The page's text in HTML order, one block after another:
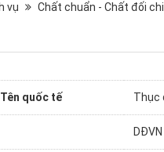
vụ Chất chuẩn - Chất đối
quốc tế Thục
DĐVN